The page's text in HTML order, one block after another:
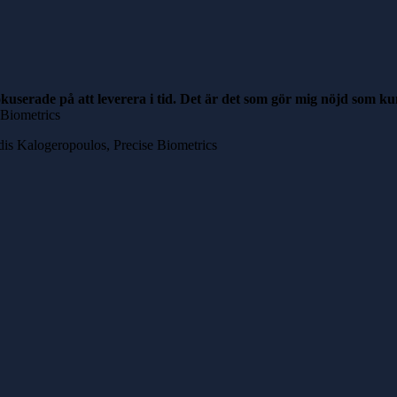
på att leverera i tid. Det är det som gör mig nöjd som
Kalogeropoulos, Precise Biometrics